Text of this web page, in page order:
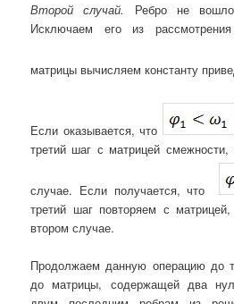
Второй случай. Ребро не
Исключаем его из
матрицы вычисляем константу
Если оказывается, что
третий шаг с матрицей
случае. Если получается, что
третий шаг повторяем с
втором случае.
Продолжаем данную операцию до
до матрицы, содержащей два